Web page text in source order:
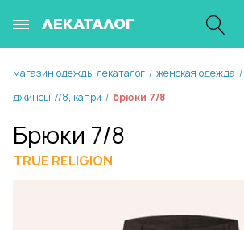
ЛЕКАТАЛОГ
магазин одежды лекаталог / женская одежда /
джинсы 7/8, капри / брюки 7/8
Брюки 7/8
TRUE RELIGION